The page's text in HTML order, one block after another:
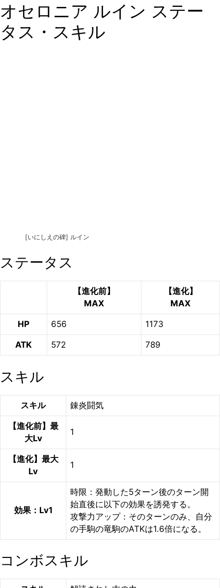
オセロニア ルイン ステー
タス・スキル
[いにしえの碑] ルイン
ステータス
【進化前】
MAX
【進化】
MAX
HP 656 1173
ATK 572 789
スキル
スキル 錬炎闘気
【進化前】最
大Lv
1
【進化】最大
Lv
1
効果：Lv1
時限：発動した5ターン後のターン開
始直後に以下の効果を誘発する。
攻撃力アップ：そのターンのみ、自分
の手駒の竜駒のATKは1.6倍になる。
コンボスキル